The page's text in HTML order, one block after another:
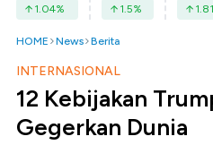
1.04% 1.5% 1.81
HOME News Berita
INTERNASIONAL
12 Kebijakan
Gegerkan Dunia